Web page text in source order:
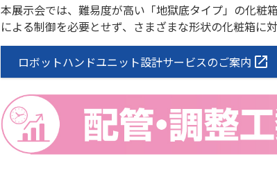
本展示会では、難易度が高い「地獄底タイプ」の化粧
による制御を必要とせず、さまざまな形状の化粧箱に対
ロボットハンドユニット設計サービスのご案内